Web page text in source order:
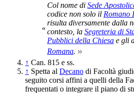
«
Col nome di Sede
codice non solo il Romano
risulta diversamente dalla
contesto, la Segreteria di
Pubblici della Chiesa e gli
Romana. »
↑ Can. 815 e ss.
↑ Spetta al Decano di Facoltà
seguito corsi affini a quelli della
frequentati o integrare il piano di